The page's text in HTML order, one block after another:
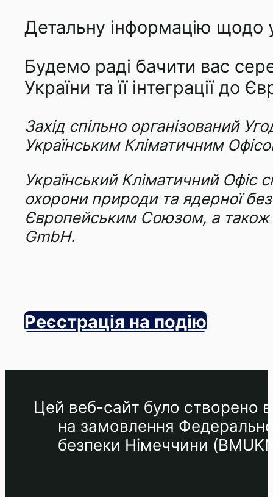
Детальну інформацію щодо
Будемо раді бачити вас
України та її інтеграції до
Захід спільно організований
Українським Кліматичним
Український Кліматичний Офіс
охорони природи та ядерної
Європейським Союзом, а також
GmbH.
Реєстрація на подію
Цей веб-сайт було створено
на замовлення
безпеки Німеччини